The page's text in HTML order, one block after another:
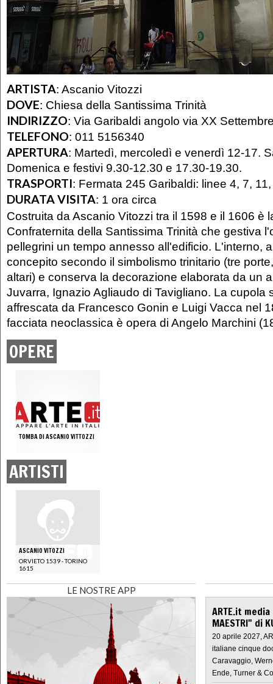
ARTISTA: Ascanio Vitozzi
DOVE: Chiesa della Santissima Trinità
INDIRIZZO: Via Garibaldi angolo via XX
TELEFONO: 011 5156340
APERTURA: Martedì, mercoledì e venerdì 12-17.
Domenica e festivi 9.30-12.30 e 17.30-19.30.
TRASPORTI: Fermata 245 Garibaldi: linee 4, 7,
DURATA VISITA: 1 ora circa
Costruita da Ascanio Vitozzi tra il 1598 e il 1606 è
Confraternita della Santissima Trinità che gestiva
pellegrini un tempo annesso all'edificio. L'interno,
concepito secondo il simbolismo trinitario (tre
altari) e conserva la decorazione elaborata da un
Juvarra, Ignazio Agliaudo di Tavigliano. La cupola
affrescata da Francesco Gonin e Luigi Vacca nel
facciata neoclassica è opera di Angelo Marchini
OPERE
TOMBA DI ASCANIO VITTOZZI
ARTISTI
ASCANIO VITOZZI
ORVIETO 1539 - TORINO
1615
LE NOSTRE APP
ARTE.it
MAESTRI" di
20 aprile 2027,
italiane cinque
Caravaggio,
Ende, Turner &